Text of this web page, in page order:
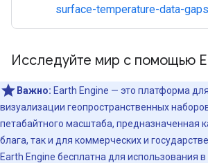
surface-temperature-data-
Исследуйте мир с помощью
Важно: Earth Engine — это платформа
визуализации геопространственных
петабайтного масштаба, предназначенная
блага, так и для коммерческих и
Earth Engine бесплатна для использования